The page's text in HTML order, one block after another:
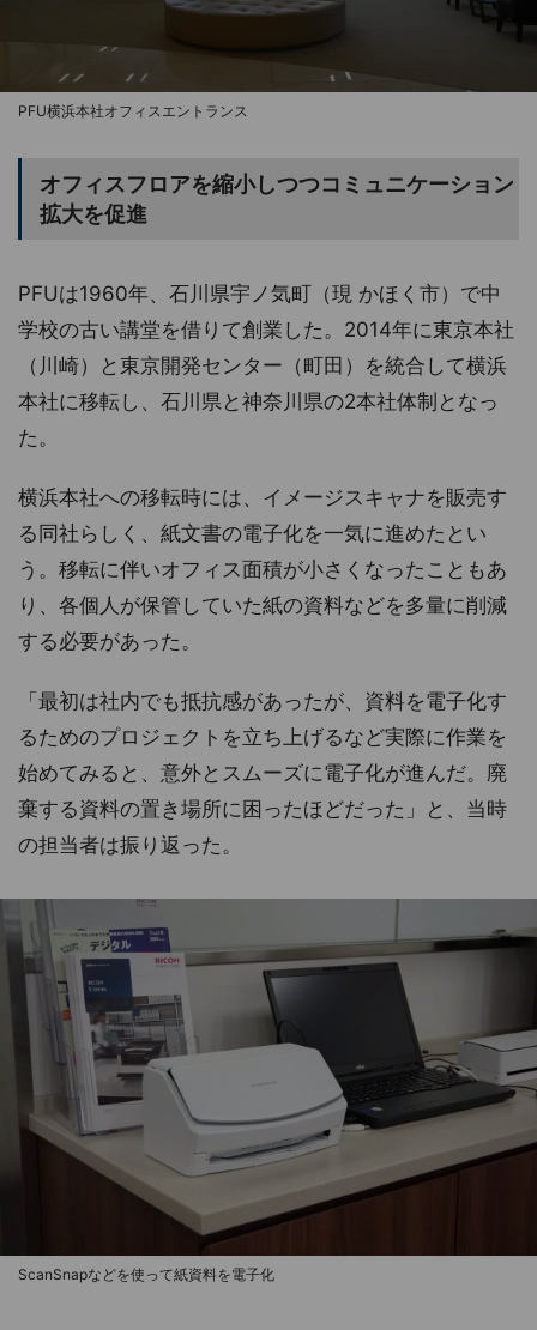
PFU横浜本社オフィスエントランス
オフィスフロアを縮小しつつコミュニケーション
拡大を促進
PFUは1960年、石川県宇ノ気町（現 かほく市）で中
学校の古い講堂を借りて創業した。2014年に東京本社
（川崎）と東京開発センター（町田）を統合して横浜
本社に移転し、石川県と神奈川県の2本社体制となっ
た。
横浜本社への移転時には、イメージスキャナを販売す
る同社らしく、紙文書の電子化を一気に進めたとい
う。移転に伴いオフィス面積が小さくなったこともあ
り、各個人が保管していた紙の資料などを多量に削減
する必要があった。
「最初は社内でも抵抗感があったが、資料を電子化す
るためのプロジェクトを立ち上げるなど実際に作業を
始めてみると、意外とスムーズに電子化が進んだ。廃
棄する資料の置き場所に困ったほどだった」と、当時
の担当者は振り返った。
ScanSnapなどを使って紙資料を電子化